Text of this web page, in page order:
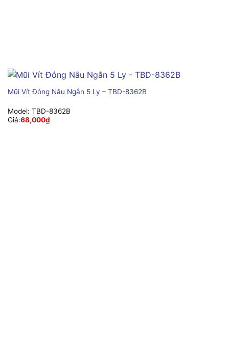
Mũi Vít Đóng Nâu Ngắn 5 Ly – TBD-8362B
Model: TBD-8362B
Giá:68,000₫